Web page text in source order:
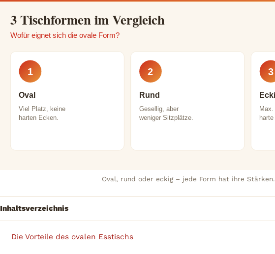
3 Tischformen im Vergleich
Wofür eignet sich die ovale Form?
1
Oval
Viel Platz, keine
harten Ecken.
2
Rund
Gesellig, aber
weniger Sitzplätze.
3
Max.
Oval, rund oder eckig – jede Form hat ihre Stärken.
Inhaltsverzeichnis
Die Vorteile des ovalen Esstischs